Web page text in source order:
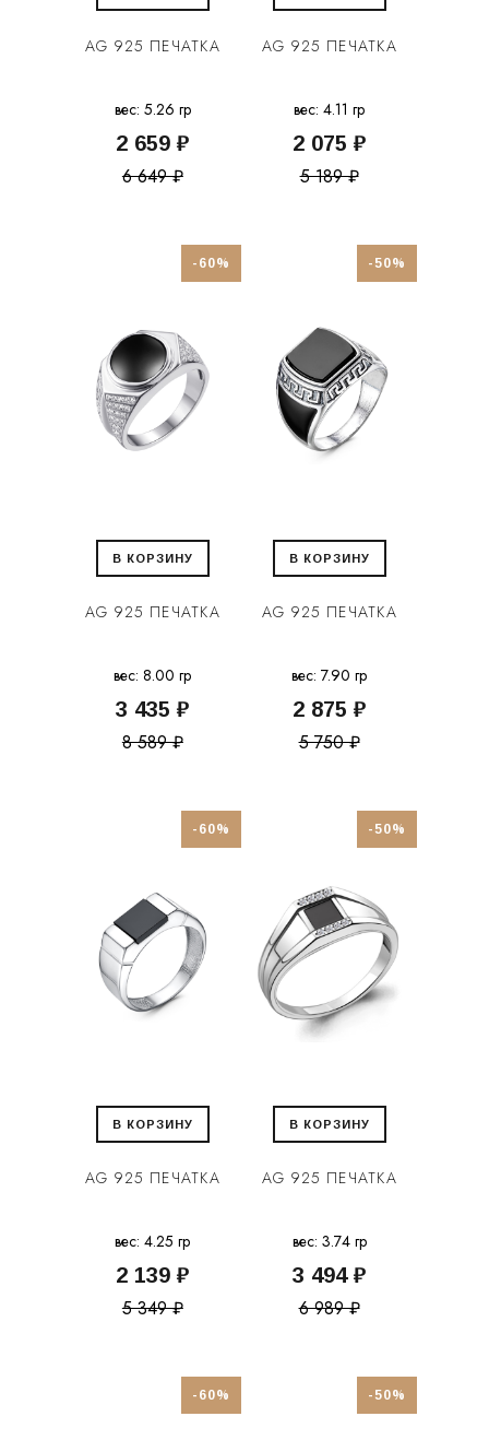
AG 925 ПЕЧАТКА
вес: 5.26 гр
2 659 ₽
6 649 ₽
AG 925 ПЕЧАТКА
вес: 4.11 гр
2 075 ₽
5 189 ₽
-60%
В КОРЗИНУ
AG 925 ПЕЧАТКА
вес: 8.00 гр
3 435 ₽
8 589 ₽
-50%
В КОРЗИНУ
AG 925 ПЕЧАТКА
вес: 7.90 гр
2 875 ₽
5 750 ₽
-60%
В КОРЗИНУ
AG 925 ПЕЧАТКА
вес: 4.25 гр
2 139 ₽
5 349 ₽
-50%
В КОРЗИНУ
AG 925 ПЕЧАТКА
вес: 3.74 гр
3 494 ₽
6 989 ₽
-60% -50%